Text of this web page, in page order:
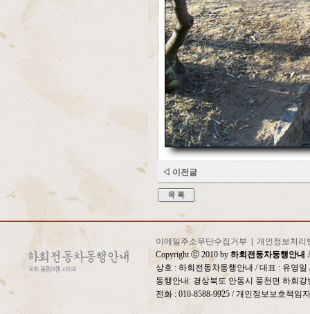
◁ 이전글
이메일주소무단수집거부
개인정보처리
Copyright ⓒ 2010 by하회전동차동행안내
상호 : 하회전동차동행안내 / 대표 : 유영
동행안내: 경상북도 안동시 풍천면 하회
전화 : 010-8588-9925 / 개인정보보호책임